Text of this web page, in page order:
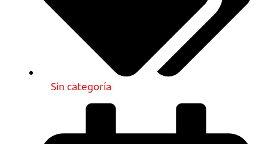
Sin categoría